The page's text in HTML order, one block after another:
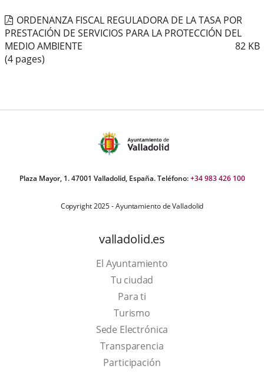
ORDENANZA FISCAL REGULADORA DE LA TASA POR
PRESTACIÓN DE SERVICIOS PARA LA PROTECCIÓN DEL
MEDIO AMBIENTE
82 KB
(4 pages)
Plaza Mayor, 1. 47001 Valladolid, España. Teléfono:+34 983 426 100
Copyright 2025 - Ayuntamiento de Valladolid
valladolid.es
El Ayuntamiento
Tu ciudad
Para ti
TurismoThis
link
will
open
Sede Electrónica
Transparencia
Participación